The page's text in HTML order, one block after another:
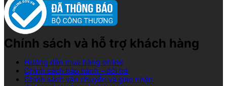
Chính sách và hỗ trợ khách hàng
Hướng dẫn mua hàng online
Chính sách bảo hành – đổi trả
Chính sách vận chuyển và giao nhận